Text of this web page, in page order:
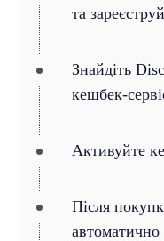
та
Знайдіть
кешбек-
Активуйте
Після
автоматично